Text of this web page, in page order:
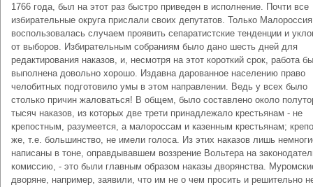
1766 года, был на этот раз быстро приведен в исполнение. Почти все
избирательные округа прислали своих депутатов. Только Малороссия
воспользовалась случаем проявить сепаратистские тенденции и
от выборов. Избирательным собраниям было дано шесть дней для
редактирования наказов, и, несмотря на этот короткий срок, работа
выполнена довольно хорошо. Издавна дарованное населению право
челобитных подготовило умы в этом направлении. Ведь у всех было
столько причин жаловаться! В общем, было составлено около
тысяч наказов, из которых две трети принадлежало крестьянам - не
крепостным, разумеется, а малороссам и казенным крестьянам;
же, т.е. большинство, не имели голоса. Из этих наказов лишь
написаны в тоне, оправдывавшем воззрение Вольтера на
комиссию, - это были главным образом наказы дворянства.
дворяне, например, заявили, что им не о чем просить и решительно